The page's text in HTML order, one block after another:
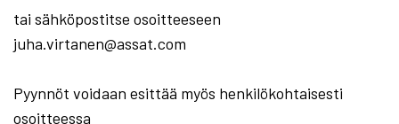
tai sähköpostitse osoitteeseen
juha.virtanen@assat.com
Pyynnöt voidaan esittää myös henkilökohtaisesti
osoitteessa